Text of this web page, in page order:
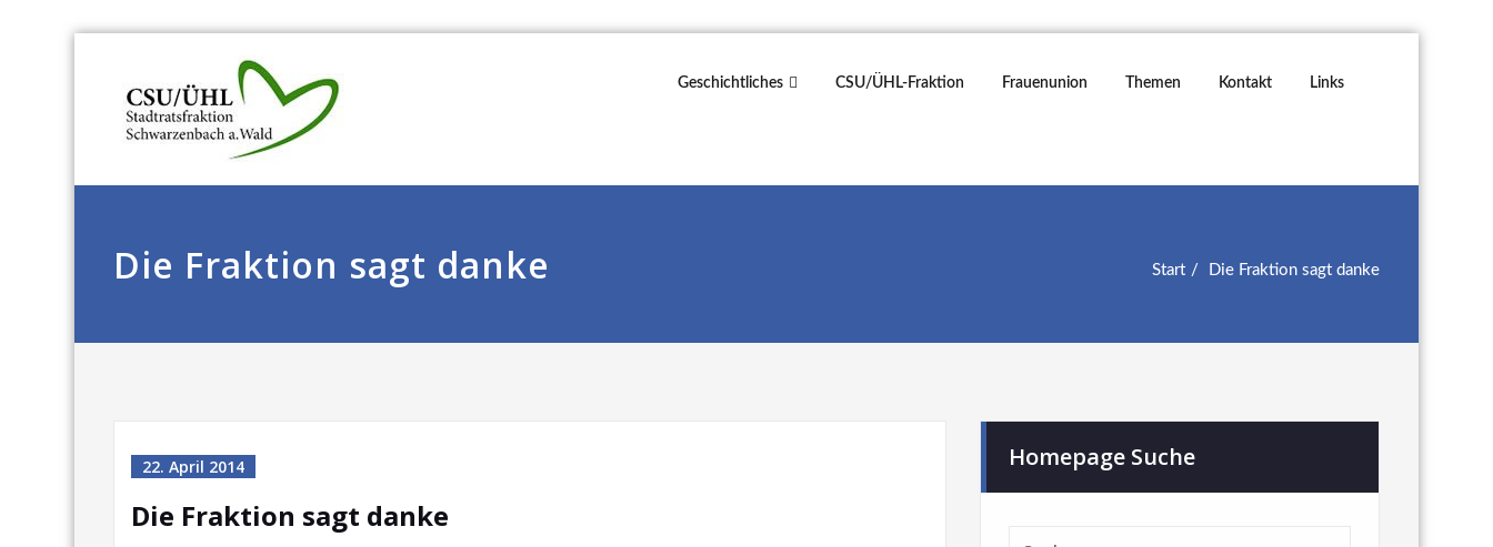
Geschichtliches CSU/ÜHL-Fraktion Frauenunion Themen Kontakt Links
Die Fraktion sagt danke Start Die Fraktion sagt danke
22. April 2014
Die Fraktion sagt danke
Homepage Suche